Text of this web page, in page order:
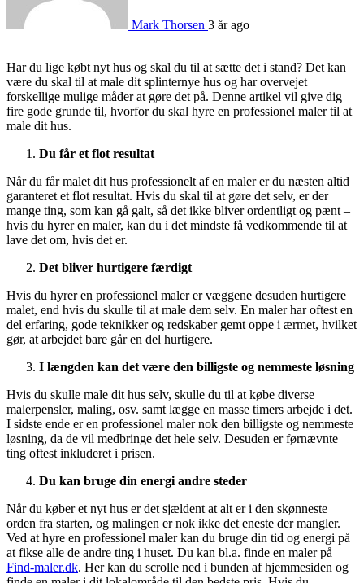
Mark Thorsen 3 år ago
Har du lige købt nyt hus og skal du til at sætte det i stand? Det kan
være du skal til at male dit splinternye hus og har overvejet
forskellige mulige måder at gøre det på. Denne artikel vil give dig
fire gode grunde til, hvorfor du skal hyre en professionel maler til at
male dit hus.
Du får et flot resultat
Når du får malet dit hus professionelt af en maler er du næsten altid
garanteret et flot resultat. Hvis du skal til at gøre det selv, er der
mange ting, som kan gå galt, så det ikke bliver ordentligt og pænt –
hvis du hyrer en maler, kan du i det mindste få vedkommende til at
lave det om, hvis det er.
Det bliver hurtigere færdigt
Hvis du hyrer en professionel maler er væggene desuden hurtigere
malet, end hvis du skulle til at male dem selv. En maler har oftest en
del erfaring, gode teknikker og redskaber gemt oppe i ærmet, hvilket
gør, at arbejdet bare går en del hurtigere.
I længden kan det være den billigste og nemmeste løsning
Hvis du skulle male dit hus selv, skulle du til at købe diverse
malerpensler, maling, osv. samt lægge en masse timers arbejde i det.
I sidste ende er en professionel maler nok den billigste og nemmeste
løsning, da de vil medbringe det hele selv. Desuden er førnævnte
ting oftest inkluderet i prisen.
Du kan bruge din energi andre steder
Når du køber et nyt hus er det sjældent at alt er i den skønneste
orden fra starten, og malingen er nok ikke det eneste der mangler.
Ved at hyre en professionel maler kan du bruge din tid og energi på
at fikse alle de andre ting i huset. Du kan bl.a. finde en maler på
Find-maler.dk. Her kan du scrolle ned i bunden af hjemmesiden og